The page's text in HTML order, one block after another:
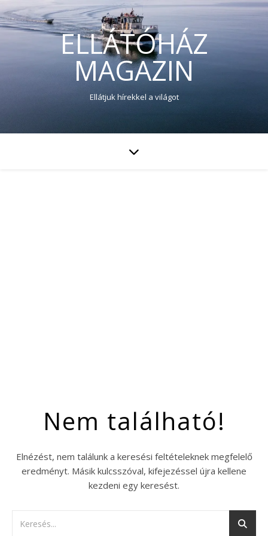
ELLÁTÓHÁZ
MAGAZIN
Ellátjuk hírekkel a világot
Nem található!
Elnézést, nem találunk a keresési feltételeknek megfelelő
eredményt. Másik kulcsszóval, kifejezéssel újra kellene
kezdeni egy keresést.